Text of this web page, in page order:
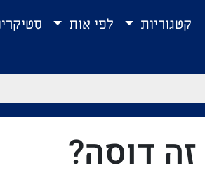
קטגוריות לפי אות
דוסה?